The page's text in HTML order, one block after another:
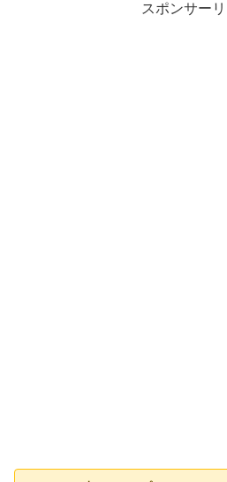
スポンサー